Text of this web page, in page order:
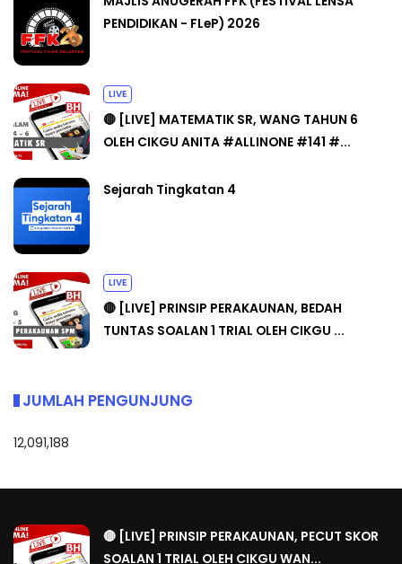
PENDIDIKAN - FLeP) 2026
LIVE
🔴 [LIVE] MATEMATIK SR, WANG TAHUN 6
OLEH CIKGU ANITA #ALLINONE #141 #...
Sejarah Tingkatan 4
LIVE
🔴 [LIVE] PRINSIP PERAKAUNAN, BEDAH
TUNTAS SOALAN 1 TRIAL OLEH CIKGU ...
JUMLAH PENGUNJUNG
12,091,188
🔴 [LIVE] PRINSIP PERAKAUNAN, PECUT SKOR
SOALAN 1 TRIAL OLEH CIKGU WAN...